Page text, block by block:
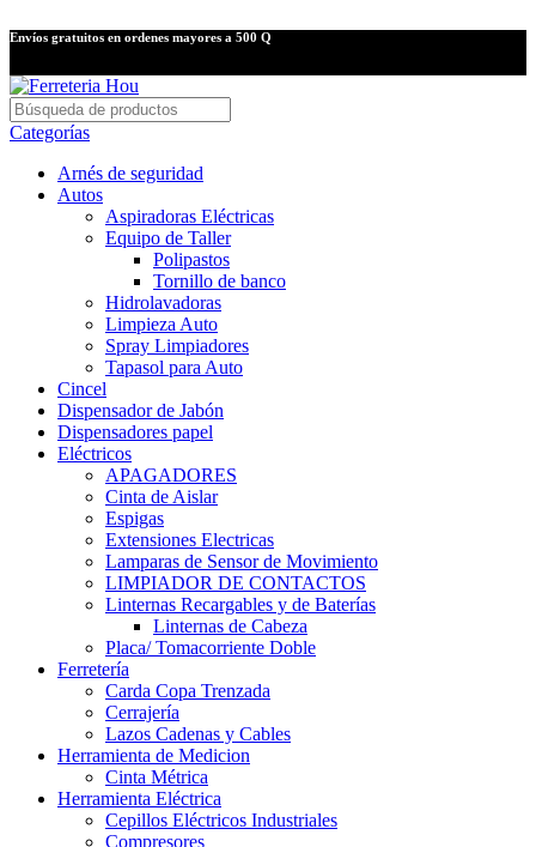
Envíos gratuitos en ordenes mayores a 500 Q
Categorías
Arnés de seguridad
Autos
Aspiradoras Eléctricas
Equipo de Taller
Polipastos
Tornillo de banco
Hidrolavadoras
Limpieza Auto
Spray Limpiadores
Tapasol para Auto
Cincel
Dispensador de Jabón
Dispensadores papel
Eléctricos
APAGADORES
Cinta de Aislar
Espigas
Extensiones Electricas
Lamparas de Sensor de Movimiento
LIMPIADOR DE CONTACTOS
Linternas Recargables y de Baterías
Linternas de Cabeza
Placa/ Tomacorriente Doble
Ferretería
Carda Copa Trenzada
Cerrajería
Lazos Cadenas y Cables
Herramienta de Medicion
Cinta Métrica
Herramienta Eléctrica
Cepillos Eléctricos Industriales
Compresores